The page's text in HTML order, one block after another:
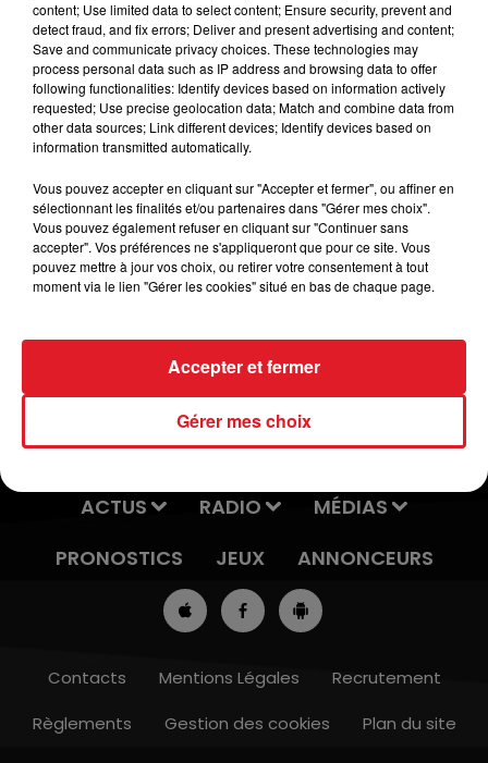
Lieu
Salle des Fêtes
59190 CAESTRE
Tarif Payant
Le Repas de Printemps organisé par le Club "La Joie de
Vivre" et animé par Cédric DEPRET, le Mercredi 25
Mars 2020, à la Salle des Fêtes de CAESTRE, est annulé
et reporté au Mercredi 27 Mai 2020.
ACTUS RADIO
MÉDIAS
PRONOSTICS
JEUX ANNONCEURS
Contacts Mentions Légales
Recrutement
Règlements
Gestion des cookies Plan du site
content; Use limited data to select content; Ensure security, prevent and
detect fraud, and fix errors; Deliver and present advertising and content;
Save and communicate privacy choices. These technologies may
process personal data such as IP address and browsing data to offer
following functionalities: Identify devices based on information actively
requested; Use precise geolocation data; Match and combine data from
other data sources; Link different devices; Identify devices based on
information transmitted automatically.
Vous pouvez accepter en cliquant sur "Accepter et fermer", ou affiner en
sélectionnant les finalités et/ou partenaires dans "Gérer mes choix".
Vous pouvez également refuser en cliquant sur "Continuer sans
accepter". Vos préférences ne s'appliqueront que pour ce site. Vous
pouvez mettre à jour vos choix, ou retirer votre consentement à tout
moment via le lien "Gérer les cookies" situé en bas de chaque page.
Gérer mes choix
Accepter et fermer